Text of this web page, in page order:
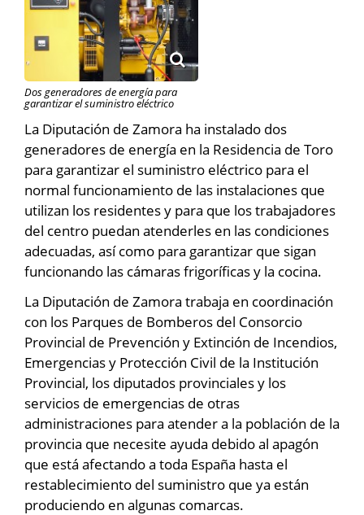
Dos generadores de energía para
garantizar el suministro eléctrico
La Diputación de Zamora ha instalado dos
generadores de energía en la Residencia de Toro
para garantizar el suministro eléctrico para el
normal funcionamiento de las instalaciones que
utilizan los residentes y para que los trabajadores
del centro puedan atenderles en las condiciones
adecuadas, así como para garantizar que sigan
funcionando las cámaras frigoríficas y la cocina.
La Diputación de Zamora trabaja en coordinación
con los Parques de Bomberos del Consorcio
Provincial de Prevención y Extinción de Incendios,
Emergencias y Protección Civil de la Institución
Provincial, los diputados provinciales y los
servicios de emergencias de otras
administraciones para atender a la población de la
provincia que necesite ayuda debido al apagón
que está afectando a toda España hasta el
restablecimiento del suministro que ya están
produciendo en algunas comarcas.